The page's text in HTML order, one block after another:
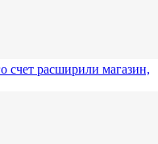
счет расширили магазин,